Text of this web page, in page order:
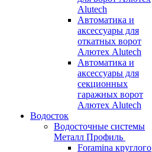
Alutech
Автоматика и
аксессуары для
откатных ворот
Алютех Alutech
Автоматика и
аксессуары для
секционных
гаражных ворот
Алютех Alutech
Водосток
Водосточные системы
Металл Профиль
Foramina круглого